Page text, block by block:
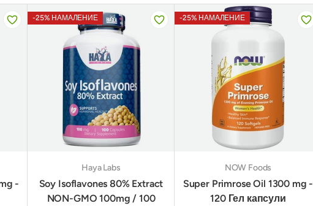
-
-25% НАМАЛЕНИЕ
Haya Labs
Soy Isoflavones 80% Extract
NON-GMO 100mg / 100
-25% НАМАЛЕНИЕ
NOW Foods
Super Primrose Oil 1300 mg -
120 Гел капсули